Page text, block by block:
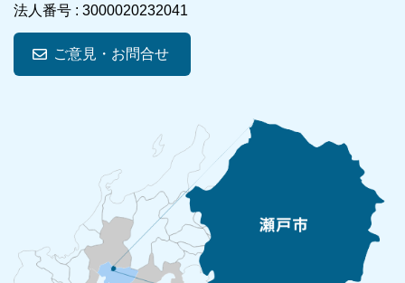
法人番号 : 3000020232041
ご意見・お問合せ